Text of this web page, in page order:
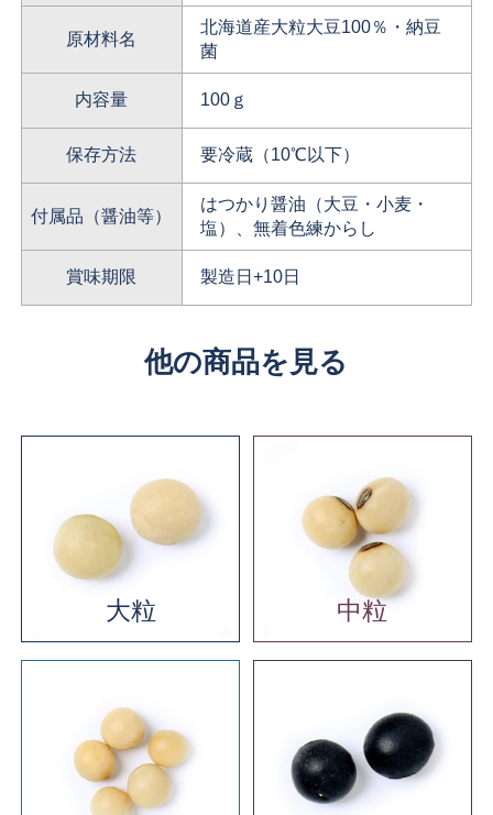
原材料名
北海道産大粒大豆100％・納豆
菌
内容量 100ｇ
保存方法 要冷蔵（10℃以下）
付属品（醤油等）
はつかり醤油（大豆・小麦・
塩）、無着色練からし
賞味期限 製造日+10日
他の商品を見る
大粒 中粒